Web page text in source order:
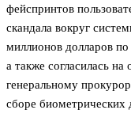
фейспринтов
скандала вокруг
миллионов долларов
а также согласилась
генеральному
сборе биометрических